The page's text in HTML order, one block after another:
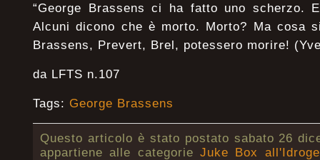
“George Brassens ci ha fatto uno scherzo.
Alcuni dicono che è morto. Morto? Ma cosa
Brassens, Prevert, Brel, potessero morire!
da LFTS n.107
Tags: George Brassens
Questo articolo è stato postato sabato 26
appartiene alle categorie Juke Box